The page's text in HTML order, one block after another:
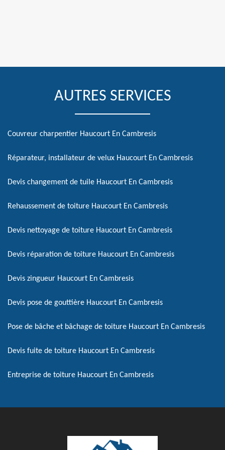
AUTRES SERVICES
Couvreur charpentier Haucourt En Cambresis
Réparateur, installateur de velux Haucourt En Cambresis
Devis changement de tuile Haucourt En Cambresis
Rehaussement de toiture Haucourt En Cambresis
Devis nettoyage de toiture Haucourt En Cambresis
Devis réparation de toiture Haucourt En Cambresis
Devis zingueur Haucourt En Cambresis
Devis pose de gouttière Haucourt En Cambresis
Pose de bâche et bâchage de toiture Haucourt En Cambresis
Devis fuite de toiture Haucourt En Cambresis
Entreprise de toiture Haucourt En Cambresis